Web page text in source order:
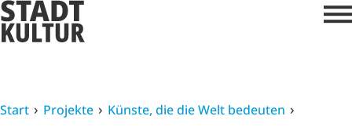
Start Projekte Künste, die die Welt bedeuten